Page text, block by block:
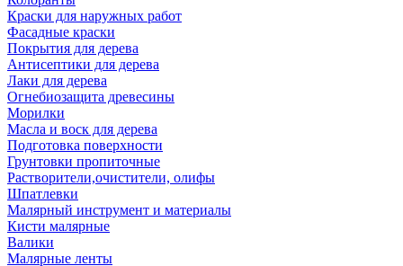
Краски для наружных работ
Фасадные краски
Покрытия для дерева
Антисептики для дерева
Лаки для дерева
Огнебиозащита древесины
Морилки
Масла и воск для дерева
Подготовка поверхности
Грунтовки пропиточные
Растворители,очистители, олифы
Шпатлевки
Малярный инструмент и материалы
Кисти малярные
Валики
Малярные ленты